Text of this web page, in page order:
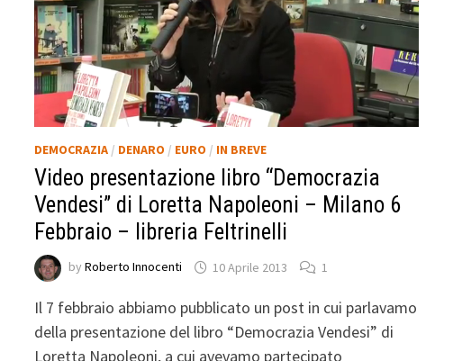
DEMOCRAZIA / DENARO / EURO / IN BREVE
Video presentazione libro “Democrazia
Vendesi” di Loretta Napoleoni – Milano 6
Febbraio – libreria Feltrinelli
byRoberto Innocenti 10 Aprile 2013 1
Il 7 febbraio abbiamo pubblicato un post in cui parlavamo
della presentazione del libro “Democrazia Vendesi” di
Loretta Napoleoni, a cui avevamo partecipato